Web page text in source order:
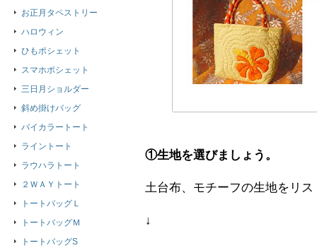
①生地を選びましょう。
土台布、モチーフの生地をリ
↓
お正月タペストリー
ハロウィン
ひもポシェット
スマホポシェット
三日月ショルダー
斜め掛けバッグ
バイカラートート
ライントート
ラウハラトート
２ＷＡＹトート
トートバッグＬ
トートバッグＭ
トートバッグS